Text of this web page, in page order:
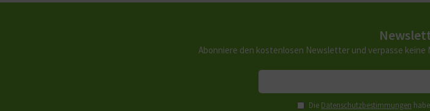
Abonniere den kostenlosen Newsletter und verpasse keine
Die Datenschutzbestimmungen